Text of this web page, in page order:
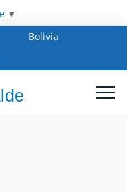
▼
Bolivia